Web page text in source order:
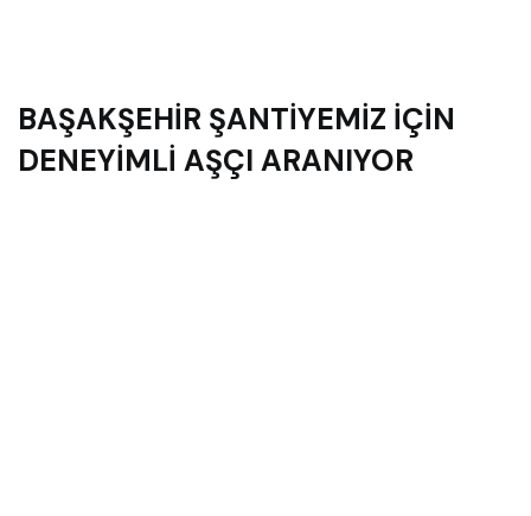
BAŞAKŞEHİR ŞANTİYEMİZ İÇİN
DENEYİMLİ AŞÇI ARANIYOR